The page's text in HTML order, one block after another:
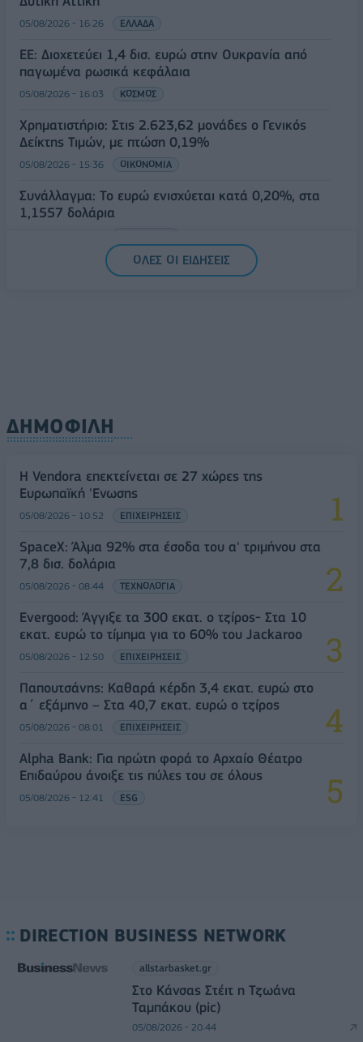
05/08/2026 - 16:26 ΕΛΛΑΔΑ
ΕΕ: Διοχετεύει 1,4 δισ. ευρώ στην Ουκρανία από
παγωμένα ρωσικά κεφάλαια
05/08/2026 - 16:03 ΚΟΣΜΟΣ
Χρηματιστήριο: Στις 2.623,62 μονάδες ο Γενικός
Δείκτης Τιμών, με πτώση 0,19%
05/08/2026 - 15:36 ΟΙΚΟΝΟΜΙΑ
Συνάλλαγμα: Το ευρώ ενισχύεται κατά 0,20%, στα
1,1557 δολάρια
ΟΛΕΣ ΟΙ ΕΙΔΗΣΕΙΣ
ΔΗΜΟΦΙΛΗ
Η Vendora επεκτείνεται σε 27 χώρες της
Ευρωπαϊκή 'Ενωσης
05/08/2026 - 10:52 ΕΠΙΧΕΙΡΗΣΕΙΣ
SpaceX: Άλμα 92% στα έσοδα του α' τριμήνου στα
7,8 δισ. δολάρια
05/08/2026 - 08:44 ΤΕΧΝΟΛΟΓΙΑ
Evergood: Άγγιξε τα 300 εκατ. ο τζίρος- Στα 10
εκατ. ευρώ το τίμημα για το 60% του Jackaroo
05/08/2026 - 12:50 ΕΠΙΧΕΙΡΗΣΕΙΣ
Παπουτσάνης: Καθαρά κέρδη 3,4 εκατ. ευρώ στο
α΄ εξάμηνο – Στα 40,7 εκατ. ευρώ ο τζίρος
05/08/2026 - 08:01 ΕΠΙΧΕΙΡΗΣΕΙΣ
Alpha Bank: Για πρώτη φορά το Αρχαίο Θέατρο
Επιδαύρου άνοιξε τις πύλες του σε όλους
05/08/2026 - 12:41 ESG
DIRECTION BUSINESS NETWORK
allstarbasket.gr
Στο Κάνσας Στέιτ η Τζωάνα
Ταμπάκου (pic)
05/08/2026 - 20:44